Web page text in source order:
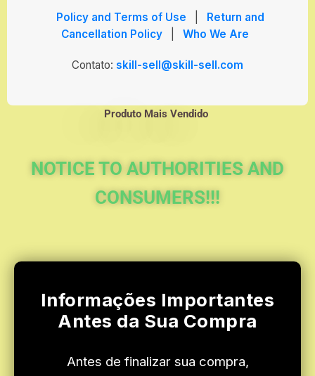
Policy and Terms of Use
Return and
Cancellation Policy
Who We Are
Contato: skill-sell@skill-sell.com
Produto Mais Vendido
NOTICE TO AUTHORITIES AND
CONSUMERS!!!
Informações Importantes
Antes da Sua Compra
Antes de finalizar sua compra,